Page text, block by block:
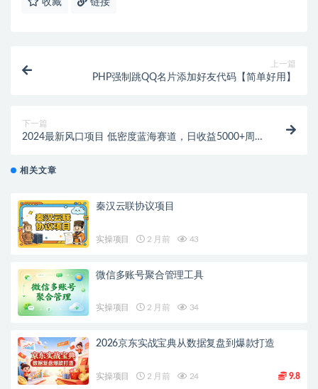
收藏 链接
上一篇
PHP强制跳QQ名片添加好友代码【简单好用】
下一篇
2024最新风口项目 低密度蓝海赛道，日收益5000+周
相关文章
秦汉云联协议项目
实操项目 2 月前 43
微信多账号聚合管理工具
实操项目 2 月前 34
2026京东实战宝典从数据复盘到爆款打造
实操项目 2 月前 24 9.8